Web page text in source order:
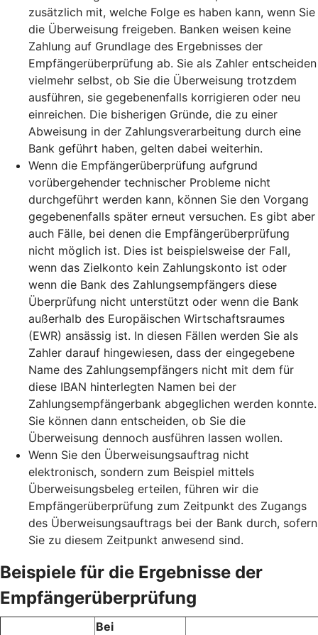
zusätzlich mit, welche Folge es haben kann, wenn Sie
die Überweisung freigeben. Banken weisen keine
Zahlung auf Grundlage des Ergebnisses der
Empfängerüberprüfung ab. Sie als Zahler entscheiden
vielmehr selbst, ob Sie die Überweisung trotzdem
ausführen, sie gegebenenfalls korrigieren oder neu
einreichen. Die bisherigen Gründe, die zu einer
Abweisung in der Zahlungsverarbeitung durch eine
Bank geführt haben, gelten dabei weiterhin.
Wenn die Empfängerüberprüfung aufgrund
vorübergehender technischer Probleme nicht
durchgeführt werden kann, können Sie den Vorgang
gegebenenfalls später erneut versuchen. Es gibt aber
auch Fälle, bei denen die Empfängerüberprüfung
nicht möglich ist. Dies ist beispielsweise der Fall,
wenn das Zielkonto kein Zahlungskonto ist oder
wenn die Bank des Zahlungsempfängers diese
Überprüfung nicht unterstützt oder wenn die Bank
außerhalb des Europäischen Wirtschaftsraumes
(EWR) ansässig ist. In diesen Fällen werden Sie als
Zahler darauf hingewiesen, dass der eingegebene
Name des Zahlungsempfängers nicht mit dem für
diese IBAN hinterlegten Namen bei der
Zahlungsempfängerbank abgeglichen werden konnte.
Sie können dann entscheiden, ob Sie die
Überweisung dennoch ausführen lassen wollen.
Wenn Sie den Überweisungsauftrag nicht
elektronisch, sondern zum Beispiel mittels
Überweisungsbeleg erteilen, führen wir die
Empfängerüberprüfung zum Zeitpunkt des Zugangs
des Überweisungsauftrags bei der Bank durch, sofern
Sie zu diesem Zeitpunkt anwesend sind.
Beispiele für die Ergebnisse der
Empfängerüberprüfung
Bei